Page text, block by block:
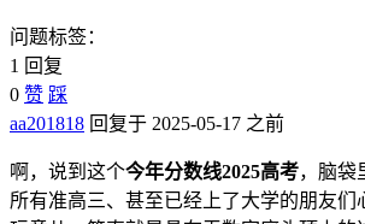
问题标签：
1 回复
0 赞 踩
aa201818 回复于 2025-05-17 之前
啊，说到这个今年分数线2025高考，脑袋
所有准高三、甚至已经上了大学的朋友们